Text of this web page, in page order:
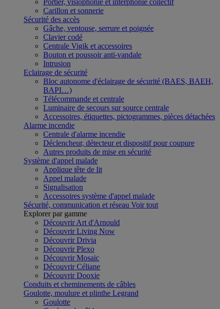
Portier, visiophonie et interphonie collectif
Carillon et sonnerie
Sécurité des accès
Gâche, ventouse, serrure et poignée
Clavier codé
Centrale Vigik et accessoires
Bouton et poussoir anti-vandale
Intrusion
Eclairage de sécurité
Bloc autonome d'éclairage de sécurité (BAES, BAEH,
BAPI…)
Télécommande et centrale
Luminaire de secours sur source centrale
Accessoires, étiquettes, pictogrammes, pièces détachées
Alarme incendie
Centrale d'alarme incendie
Déclencheur, détecteur et dispositif pour coupure
Autres produits de mise en sécurité
Système d'appel malade
Applique tête de lit
Appel malade
Signalisation
Accessoires système d'appel malade
Sécurité, communication et réseau Voir tout
Explorer par gamme
Découvrir Art d'Arnould
Découvrir Living Now
Découvrir Drivia
Découvrir Plexo
Découvrir Mosaic
Découvrir Céliane
Découvrir Dooxie
Conduits et cheminements de câbles
Goulotte, moulure et plinthe Legrand
Goulotte